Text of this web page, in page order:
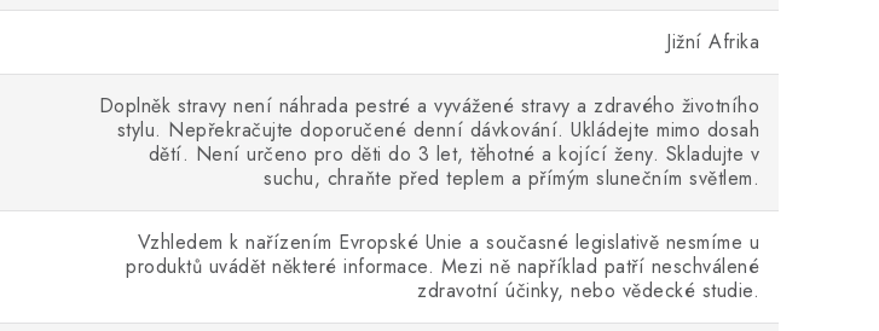
Jižní Afrika
Doplněk stravy není náhrada pestré a vyvážené stravy a zdravého životního
stylu. Nepřekračujte doporučené denní dávkování. Ukládejte mimo dosah
dětí. Není určeno pro děti do 3 let, těhotné a kojící ženy. Skladujte v
suchu, chraňte před teplem a přímým slunečním světlem.
Vzhledem k nařízením Evropské Unie a současné legislativě nesmíme u
produktů uvádět některé informace. Mezi ně například patří neschválené
zdravotní účinky, nebo vědecké studie.